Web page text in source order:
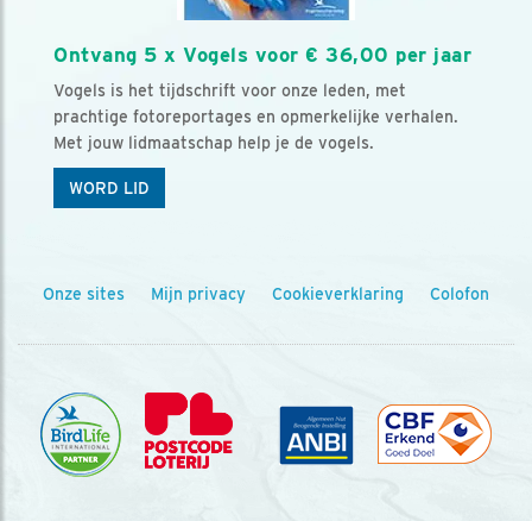
Ontvang 5 x Vogels voor € 36,00 per jaar
Vogels is het tijdschrift voor onze leden, met
prachtige fotoreportages en opmerkelijke verhalen.
Met jouw lidmaatschap help je de vogels.
WORD LID
Onze sites Mijn privacy Cookieverklaring Colofon